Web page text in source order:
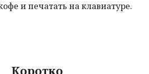
и печатать на клавиатуре.
Коротко